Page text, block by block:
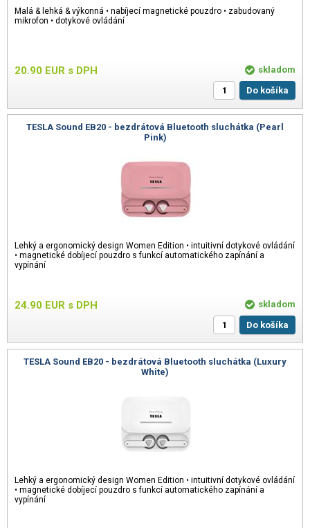
Malá & lehká & výkonná • nabíjecí magnetické pouzdro • zabudovaný
mikrofon • dotykové ovládání
20.90 EUR s DPH
skladom
Do košíka
TESLA Sound EB20 - bezdrátová Bluetooth sluchátka (Pearl
Pink)
Lehký a ergonomický design Women Edition • intuitivní dotykové ovládání
• magnetické dobíjecí pouzdro s funkcí automatického zapínání a
vypínání
24.90 EUR s DPH
skladom
Do košíka
TESLA Sound EB20 - bezdrátová Bluetooth sluchátka (Luxury
White)
Lehký a ergonomický design Women Edition • intuitivní dotykové ovládání
• magnetické dobíjecí pouzdro s funkcí automatického zapínání a
vypínání